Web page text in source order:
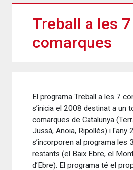
Treball a les 7
comarques
El programa Treball a les 7
s’inicia el 2008 destinat a un
comarques de Catalunya
Jussà, Anoia, Ripollès) i l'any
s’incorporen al programa les
restants (el Baix Ebre, el
d’Ebre). El programa té el